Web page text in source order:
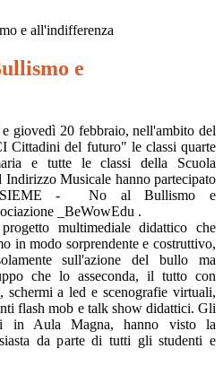
e all'indifferenza
e
giovedì 20 febbraio, nell'ambito del
del futuro" le classi quarte
e tutte le classi della Scuola
Indirizzo Musicale hanno partecipato
- No al Bullismo e
_BeWowEdu .
multimediale didattico che
in modo sorprendente e costruttivo,
sull'azione del bullo ma
che lo asseconda, il tutto con
a led e scenografie virtuali,
flash mob e talk show didattici. Gli
in Aula Magna, hanno visto la
da parte di tutti gli studenti e